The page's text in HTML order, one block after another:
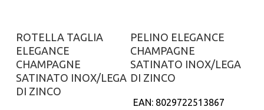
Aggiungi al carrello
ROTELLA TAGLIA
ELEGANCE
CHAMPAGNE
SATINATO INOX/LEGA
DI ZINCO
Aggiungi al carrello
PELINO ELEGANCE
CHAMPAGNE
SATINATO INOX/LEGA
DI ZINCO
EAN: 8029722513867